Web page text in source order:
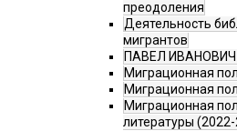
преодоления
Деятельность
мигрантов
ПАВЕЛ
Миграционная
Миграционная
Миграционная
литературы (2022-